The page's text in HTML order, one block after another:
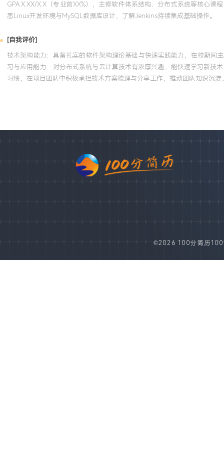
GPA X.XX/X.X（专业前XX%），主修软件体系结构、分布式系统等核心
悉Linux开发环境与MySQL数据库设计，了解Jenkins持续集成基础操作。
[自我评价]
技术架构能力：具备扎实的软件架构理论基础与快速实践能力，在校期间
习与应用能力：对分布式系统与云计算技术有浓厚兴趣，能快速学习新技
习惯，在项目团队中积极承担技术方案梳理与分享工作，推动团队知识沉
©2026 100分简历